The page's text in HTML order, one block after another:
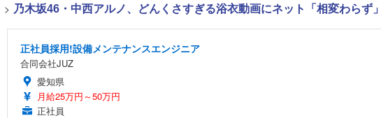
> 乃木坂46・中西アルノ、どんくさすぎる浴衣動画にネット「相変わらず
正社員採用!設備メンテナンスエンジニア
合同会社JUZ
愛知県
月給25万円～50万円
正社員